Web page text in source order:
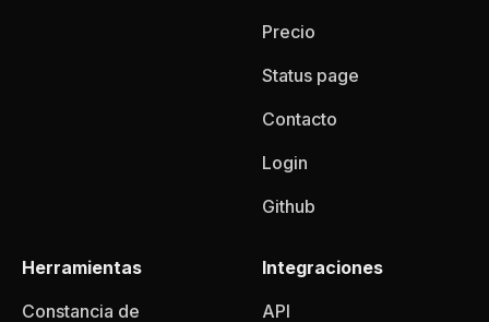
Precio
Status page
Contacto
Login
Github
Herramientas
Constancia de
Integraciones
API